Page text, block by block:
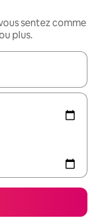
sentez comme
plus.
les flèches vers le